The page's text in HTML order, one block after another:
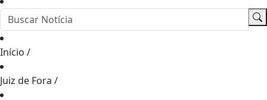
Início /
Juiz de Fora /